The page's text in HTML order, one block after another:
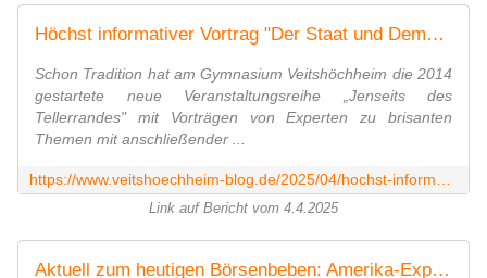
Höchst informativer Vortrag "Der Staat und Demokratie unter Druck" am Gymnasium Veitshöchheim - Das Fazit des Soziologen Dr. Joris Steg: "Wir erleben gerade eine Verrohung der Gesellschaft" - Veitshöchheim News
Schon Tradition hat am Gymnasium Veitshöchheim die 2014
gestartete neue Veranstaltungsreihe „Jenseits des
Tellerrandes" mit Vorträgen von Experten zu brisanten
Themen mit anschließender ...
Link auf Bericht vom 4.4.2025
Aktuell zum heutigen Börsenbeben: Amerika-Experte Dr. Markus Hünemörder klärte Elft- und Zwölftklässler des Gymnasiums Veitshöchheim auf, wie Donald Trump die USA und die ganze Welt in Atem hält - Veitshöchheim News